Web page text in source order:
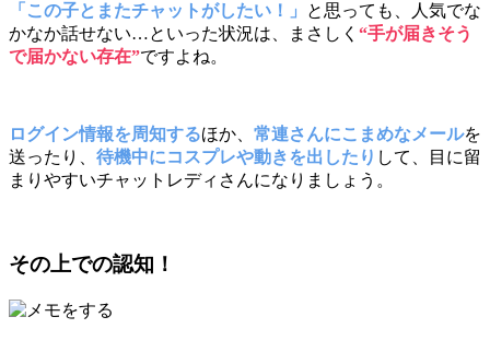
「この子とまたチャットがしたい！」
と思っても、人気でな
かなか話せない…といった状況は、まさしく “手が届きそう
で届かない存在”ですよね。
ログイン情報を周知するほか、 常連さんにこまめなメールを
送ったり、 待機中にコスプレや動きを出したり して、目に留
まりやすいチャットレディさんになりましょう。
その上での認知！